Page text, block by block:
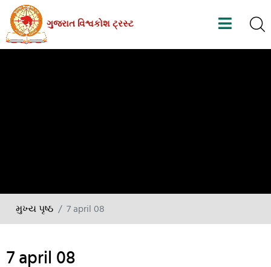
Skip
the
ગુજરાત વિશ્વકોશ ટ્રસ્ટ
મુખ્ય પૃષ્ઠ 7 april 08
7 april 08